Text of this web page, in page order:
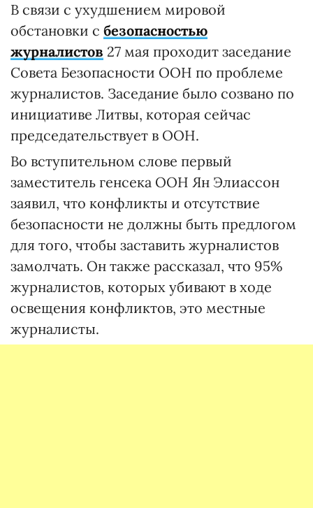
В связи с ухудшением мировой
обстановки с безопасностью
журналистов 27 мая проходит заседание
Совета Безопасности ООН по проблеме
журналистов. Заседание было созвано по
инициативе Литвы, которая сейчас
председательствует в ООН.
Во вступительном слове первый
заместитель генсека ООН Ян Элиассон
заявил, что конфликты и отсутствие
безопасности не должны быть предлогом
для того, чтобы заставить журналистов
замолчать. Он также рассказал, что 95%
журналистов, которых убивают в ходе
освещения конфликтов, это местные
журналисты.